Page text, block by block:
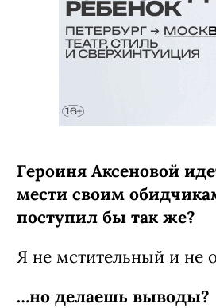
Героиня Аксеновой
мести своим
поступил бы так же?
Я не мстительный и не
…но делаешь выводы?